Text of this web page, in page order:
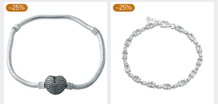
–25% –25%